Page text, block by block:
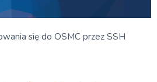
się do OSMC przez SSH